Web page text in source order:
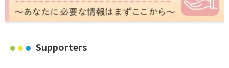
Supporters